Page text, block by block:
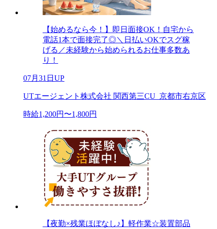
【始めるなら今！】即日面接OK！自宅から
電話1本で面接完了◎＼日払いOKでスグ稼
げる／未経験から始められるお仕事多数あ
り！
07月31日UP
UTエージェント株式会社 関西第三CU_京都市右京区
時給1,200円〜1,800円
【夜勤×残業ほぼなし♪】軽作業☆装置部品